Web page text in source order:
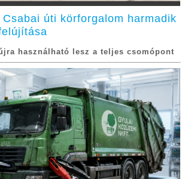
úti körforgalom harmadik
használható lesz a teljes csomópont